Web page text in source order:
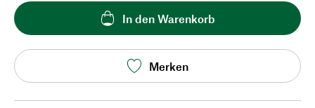
In den Warenkorb
Merken